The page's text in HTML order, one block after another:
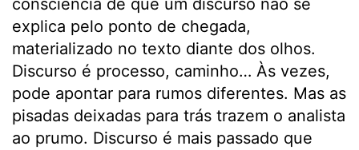
consciência de que um discurso não se
explica pelo ponto de chegada,
materializado no texto diante dos olhos.
Discurso é processo, caminho… Às vezes,
pode apontar para rumos diferentes. Mas as
pisadas deixadas para trás trazem o analista
ao prumo. Discurso é mais passado que